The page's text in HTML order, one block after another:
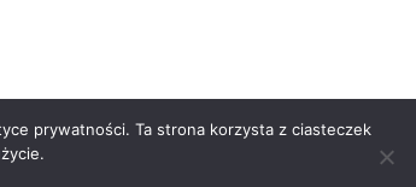
prywatności. Ta strona korzysta z ciasteczek